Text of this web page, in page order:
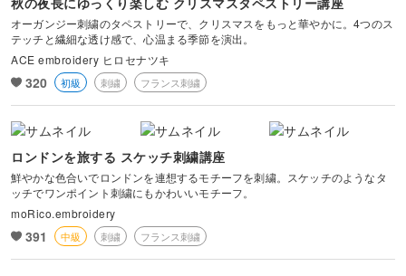
オーガンジー刺繍のタペストリーで、クリスマスをもっと華やかに。4つのス
テッチと繊細な透け感で、心温まる季節を演出。
ACE embroidery ヒロセナツキ
320 初級 刺繍 フランス刺繍
ロンドンを旅する スケッチ刺繍講座
鮮やかな色合いでロンドンを連想するモチーフを刺繍。スケッチのようなタ
ッチでワンポイント刺繍にもかわいいモチーフ。
moRico.embroidery
391 中級 刺繍 フランス刺繍